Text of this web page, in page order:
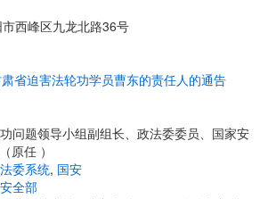
西峰区九龙北路36号
省迫害法轮功学员曹东的责任人的通告
问题领导小组副组长、政法委委员、国家安
原任 ）
委系统, 国安
全部